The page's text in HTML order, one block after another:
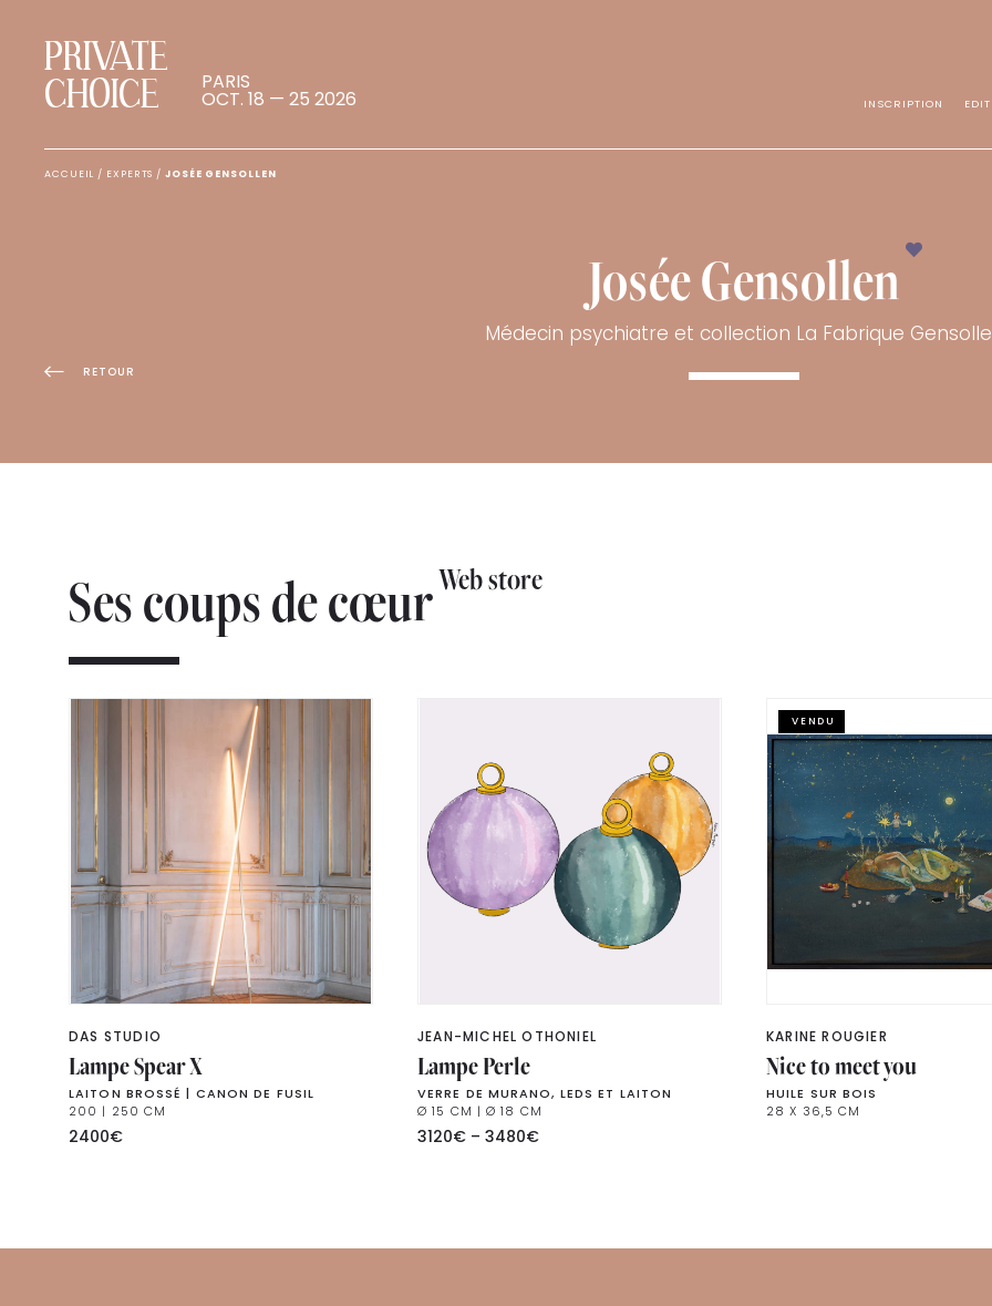
PRIVATE
CHOICE
PARIS
OCT. 18 — 25 2026 INSCRIPTION
ACCUEIL / EXPERTS /JOSÉE GENSOLLEN
RETOUR
Josée Gensollen
Médecin psychiatre et collection La Fabrique
Ses coups de cœurWeb store
DAS STUDIO
Lampe Spear X
LAITON BROSSÉ | CANON DE FUSIL
200 | 250 CM
2400€
JEAN-MICHEL OTHONIEL
Lampe Perle
VERRE DE MURANO, LEDS ET LAITON
Ø 15 CM | Ø 18 CM
3120€ – 3480€
VENDU
KARINE ROUGIER
Nice to meet you
HUILE SUR BOIS
28 X 36,5 CM